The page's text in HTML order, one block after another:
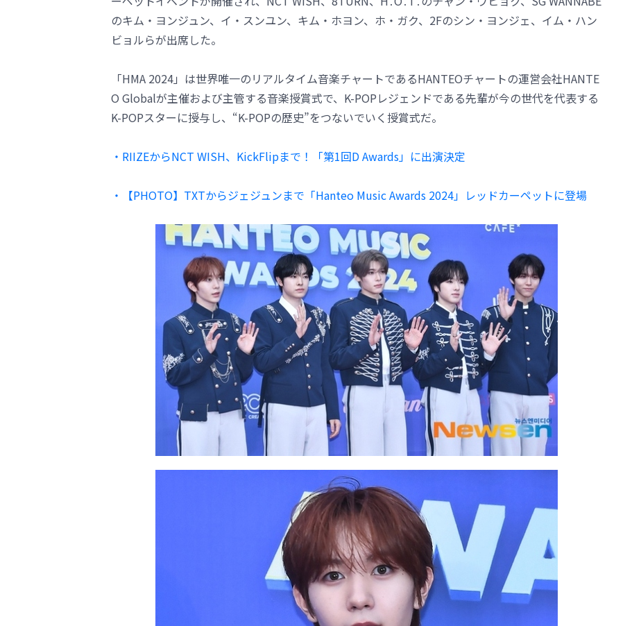
のキム・ヨンジュン、イ・スンユン、キム・ホヨン、ホ・ガク、2Fのシン・ヨンジェ、イム・ハン
ビョルらが出席した。
「HMA 2024」は世界唯一のリアルタイム音楽チャートであるHANTEOチャートの運営会社HANTE
O Globalが主催および主管する音楽授賞式で、K-POPレジェンドである先輩が今の世代を代表する
K-POPスターに授与し、“K-POPの歴史”をつないでいく授賞式だ。
・RIIZEからNCT WISH、KickFlipまで！「第1回D Awards」に出演決定
・【PHOTO】TXTからジェジュンまで「Hanteo Music Awards 2024」レッドカーペットに登場